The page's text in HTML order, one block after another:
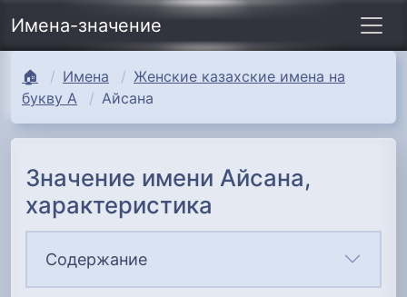
Имена-значение
🏠 Имена
Женские казахские имена на
букву А
Айсана
Значение имени Айсана,
характеристика
Содержание